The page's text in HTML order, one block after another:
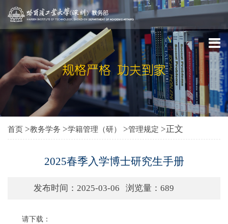
首页 >教务学务 >学籍管理（研） >管理规定 >正文
2025春季入学博士研究生手册
发布时间：2025-03-06 浏览量： 689
请下载：